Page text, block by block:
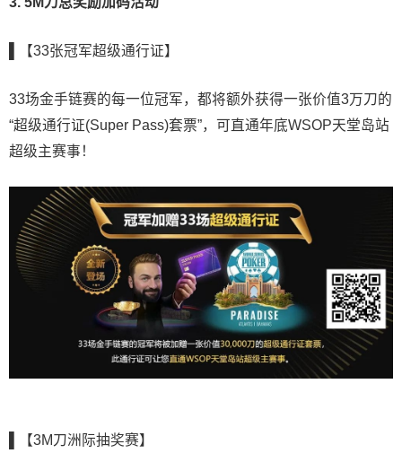
▌【33张冠军超级通行证】
33场金手链赛的每一位冠军，都将额外获得一张价值3万刀的
“超级通行证(Super Pass)套票”，可直通年底WSOP天堂岛站
超级主赛事！
▌【3M刀洲际抽奖赛】